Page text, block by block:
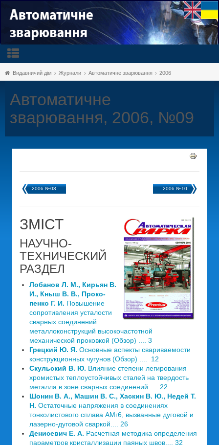
Видавничий дім Журнали Автоматичне зварювання 2006
Автоматичне
зварювання, 2006, №09
2006 №08 2006 №10
ЗМІСТ
НАУЧНО-
ТЕХНИЧЕСКИЙ
РАЗДЕЛ
Лобанов Л. М., Кирьян В.
И., Кныш В. В., Проко­
пенко Г. И. Повышение
сопротивления усталости
сварных соединений
металлоконструкций высокочастотной
механической проковкой (Обзор) .... 3
Грецкий Ю. Я. Основные аспекты свариваемости
конструкционных чугунов (Обзор) .... 12
Скульский В. Ю. Влияние степени легирования
хромистых теплоустойчивых сталей на твердость
металла в зоне сварных соединений .... 22
Шонин В. А., Машин В. С., Хаскин В. Ю., Недей Т.
Н. Остаточные напряжения в соединениях
тонколистового сплава АМг6, вызванные дуговой и
лазерно-дуговой сваркой.... 26
Денисевич Е. А. Расчетная методика определения
параметров кристаллизации паяных швов.... 32